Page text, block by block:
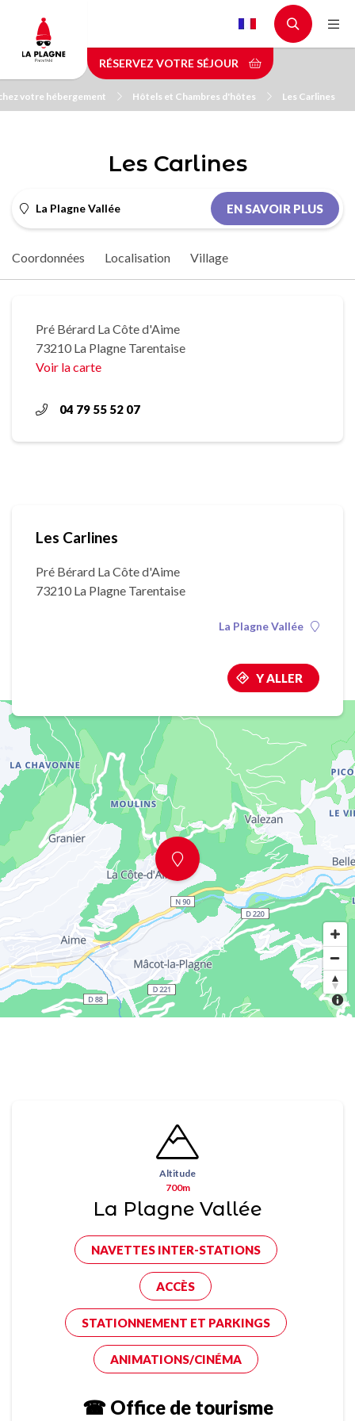
contenu
principal
RÉSERVEZ VOTRE SÉJOUR
votre hébergement Hôtels et Chambres d'hôtes Les Carlines
Les Carlines
La Plagne Vallée EN SAVOIR PLUS
Coordonnées Localisation Village
Pré Bérard La Côte d'Aime
73210 La Plagne Tarentaise
Voir la carte
04 79 55 52 07
Les Carlines
Pré Bérard La Côte d'Aime
73210 La Plagne Tarentaise
La Plagne Vallée
Y ALLER
Altitude
700m
La Plagne Vallée
NAVETTES INTER-STATIONS
ACCÈS
STATIONNEMENT ET PARKINGS
ANIMATIONS/CINÉMA
☎ Office de tourisme